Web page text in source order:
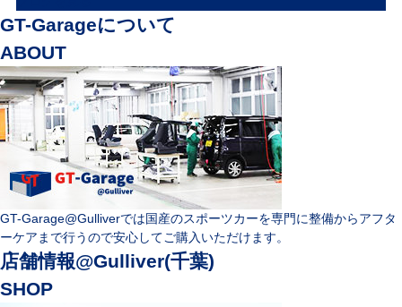
GT-Garageについて
ABOUT
GT-Garage@Gulliverでは国産のスポーツカーを専門に整備からアフタ
ーケアまで行うので安心してご購入いただけます。
店舗情報@Gulliver(千葉)
SHOP